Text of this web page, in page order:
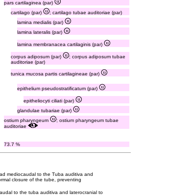
pars cartilaginea (par)
cartilago (par)
; cartilago tubae auditoriae (par)
lamina medialis (par)
lamina lateralis (par)
lamina membranacea cartilaginis (par)
corpus adiposum (par)
; corpus adiposum tubae
auditoriae (par)
tunica mucosa partis cartilagineae (par)
epithelium pseudostratificatum (par)
epitheliocyti ciliati (par)
glandulae tubariae (par)
ostium pharyngeum
; ostium pharyngeum tubae
auditoriae
73.7 %
mediocaudal to the Tuba auditiva and
closure of the tube, preventing
to the tuba auditiva and laterocranial to